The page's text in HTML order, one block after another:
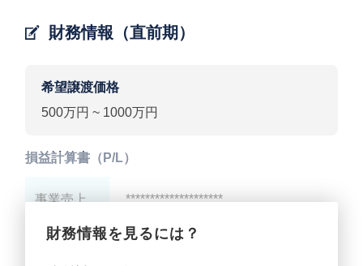
財務情報（直前期）
希望譲渡価格
500万円 ~ 1000万円
財務情報を見るには？
損益計算書（P/L）
事業売上 ********************
事業利益 ********************